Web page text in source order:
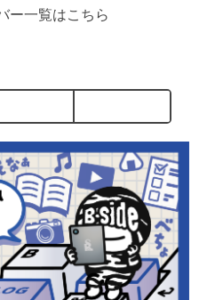
ー一覧はこちら